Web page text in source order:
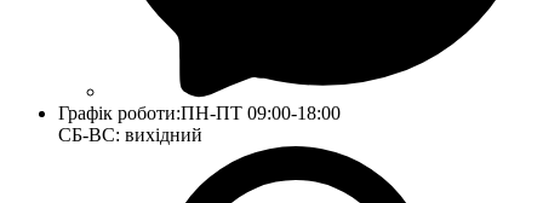
Графік роботи:ПН-ПТ 09:00-18:00
СБ-ВС: вихідний